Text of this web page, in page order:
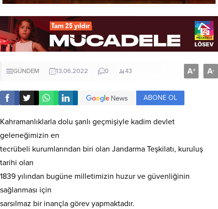
GÜNDEM 13.06.2022 0 43 A+ A-
ABONE OL
Kahramanlıklarla dolu şanlı geçmişiyle kadim devlet
geleneğimizin en
tecrübeli kurumlarından biri olan Jandarma Teşkilatı, kuruluş
tarihi olan
1839 yılından bugüne milletimizin huzur ve güvenliğinin
sağlanması için
sarsılmaz bir inançla görev yapmaktadır.